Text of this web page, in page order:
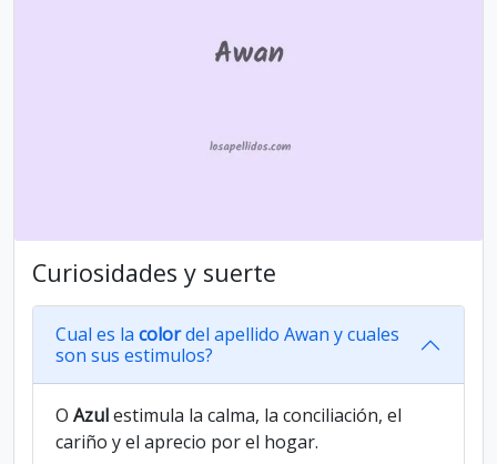
Curiosidades y suerte
Cual es la colordel apellido Awan y cuales
son sus estimulos?
O Azulestimula la calma, la conciliación, el
cariño y el aprecio por el hogar.